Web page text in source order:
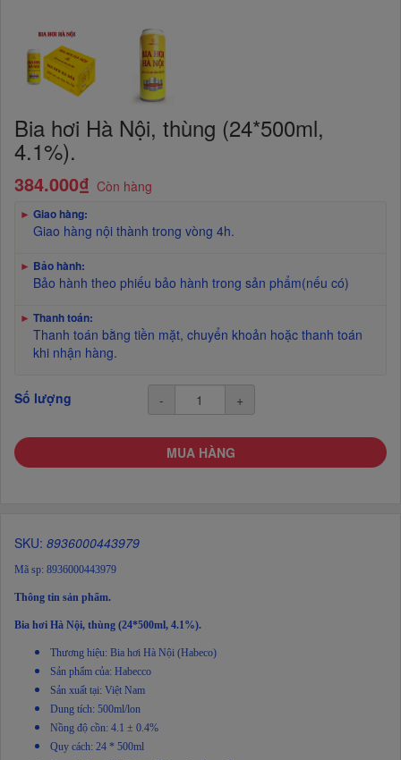
Bia hơi Hà Nội, thùng (24*500ml,
4.1%).
384.000₫ Còn hàng
► Giao hàng:
Giao hàng nội thành trong vòng 4h.
► Bảo hành:
Bảo hành theo phiếu bảo hành trong sản phẩm(nếu có)
► Thanh toán:
Thanh toán bằng tiền mặt, chuyển khoản hoặc thanh toán
khi nhận hàng.
Số lượng - +
MUA HÀNG
SKU: 8936000443979
Mã sp: 8936000443979
Thông tin sản phẩm.
Bia hơi Hà Nội, thùng (24*500ml, 4.1%).
Thương hiệu: Bia hơi Hà Nội (Habeco)
Sản phẩm của: Habecco
Sản xuất tại: Việt Nam
Dung tích: 500ml/lon
Nồng độ cồn: 4.1 ± 0.4%
Quy cách: 24 * 500ml